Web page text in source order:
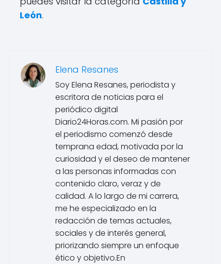
León.
Elena Resanes
Soy Elena Resanes, periodista y
escritora de noticias para el
periódico digital
Diario24Horas.com. Mi pasión por
el periodismo comenzó desde
temprana edad, motivada por la
curiosidad y el deseo de mantener
a las personas informadas con
contenido claro, veraz y de
calidad. A lo largo de mi carrera,
me he especializado en la
redacción de temas actuales,
sociales y de interés general,
priorizando siempre un enfoque
ético y objetivo.En